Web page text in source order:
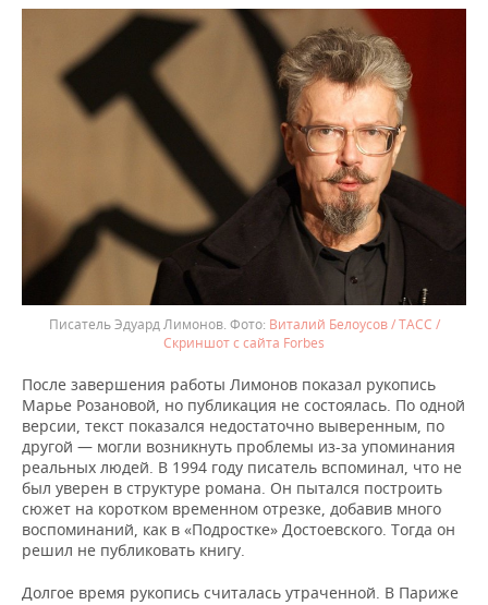
Писатель Эдуард Лимонов.
Виталий Белоусов / ТАСС /
Скриншот с сайта Forbes
После завершения работы Лимонов показал рукопись
Марье Розановой, но публикация не состоялась. По одной
версии, текст показался недостаточно выверенным, по
другой — могли возникнуть проблемы из-за упоминания
реальных людей. В 1994 году писатель вспоминал, что не
был уверен в структуре романа. Он пытался построить
сюжет на коротком временном отрезке, добавив много
воспоминаний, как в «Подростке» Достоевского. Тогда он
решил не публиковать книгу.
Долгое время рукопись считалась утраченной. В Париже